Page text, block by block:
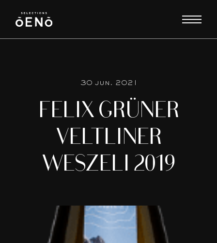
30 jun. 2021
FELIX GRÜNER
VELTLINER
WESZELI 2019